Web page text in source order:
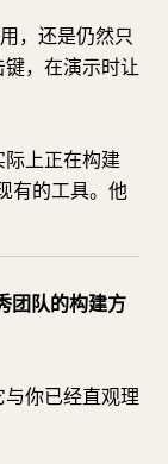
，还是仍然只
，在演示时让
上正在构建
有的工具。他
团队的构建方
你已经直观理